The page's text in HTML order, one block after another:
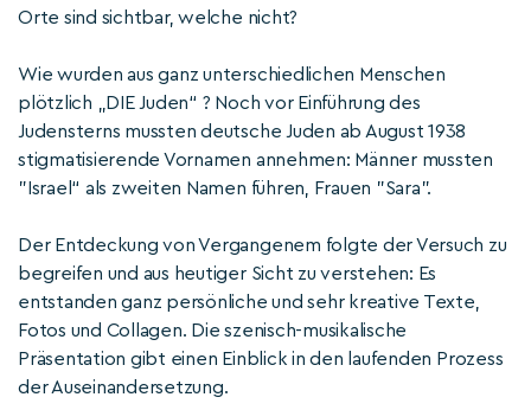
Orte sind sichtbar, welche nicht?
Wie wurden aus ganz unterschiedlichen Menschen
plötzlich „DIE Juden“ ? Noch vor Einführung des
Judensterns mussten deutsche Juden ab August 1938
stigmatisierende Vornamen annehmen: Männer mussten
"Israel“ als zweiten Namen führen, Frauen "Sara".
Der Entdeckung von Vergangenem folgte der Versuch zu
begreifen und aus heutiger Sicht zu verstehen: Es
entstanden ganz persönliche und sehr kreative Texte,
Fotos und Collagen. Die szenisch-musikalische
Präsentation gibt einen Einblick in den laufenden Prozess
der Auseinandersetzung.